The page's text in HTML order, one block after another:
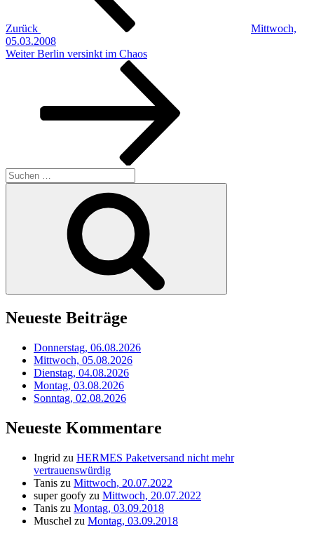
Zurück
Mittwoch,
05.03.2008
Nächster
Weiter Berlin versinkt im Chaos
Suchen
nach:
Neueste Beiträge
Donnerstag, 06.08.2026
Mittwoch, 05.08.2026
Dienstag, 04.08.2026
Montag, 03.08.2026
Sonntag, 02.08.2026
Neueste Kommentare
Ingrid zu HERMES Paketversand nicht mehr
vertrauenswürdig
Tanis zu Mittwoch, 20.07.2022
super goofy zu Mittwoch, 20.07.2022
Tanis zu Montag, 03.09.2018
Muschel zu Montag, 03.09.2018